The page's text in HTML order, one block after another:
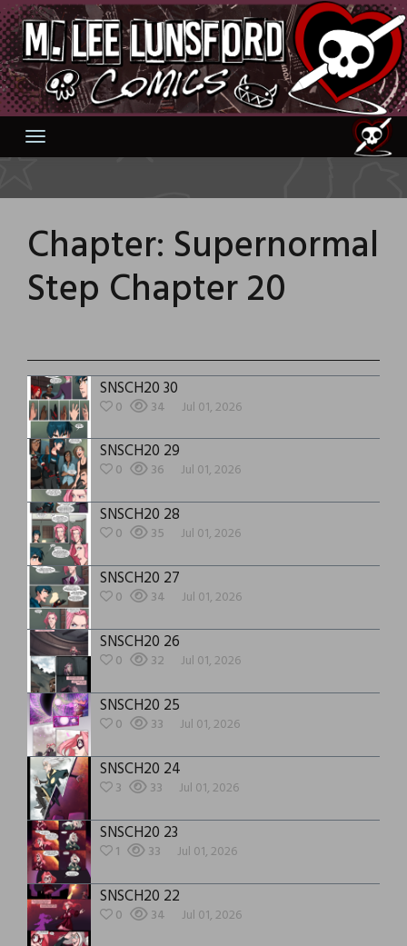
Skip
to
content
Chapter: Supernormal
Step Chapter 20
SNSCH20 30
0 34 Jul 01, 2026
SNSCH20 29
0 36 Jul 01, 2026
SNSCH20 28
0 35 Jul 01, 2026
SNSCH20 27
0 34 Jul 01, 2026
SNSCH20 26
0 32 Jul 01, 2026
SNSCH20 25
0 33 Jul 01, 2026
SNSCH20 24
3 33 Jul 01, 2026
SNSCH20 23
1 33 Jul 01, 2026
SNSCH20 22
0 34 Jul 01, 2026